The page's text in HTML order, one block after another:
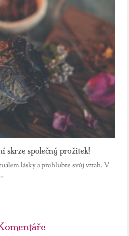
skrze společný prožitek!
lásky a prohlubte svůj vztah. V